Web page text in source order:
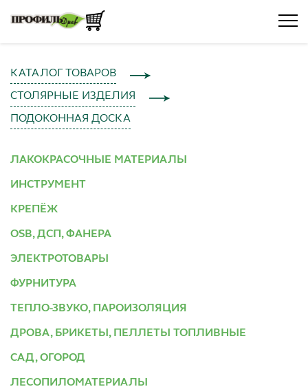
КАТАЛОГ ТОВАРОВ
СТОЛЯРНЫЕ ИЗДЕЛИЯ
ПОДОКОННАЯ ДОСКА
ЛАКОКРАСОЧНЫЕ МАТЕРИАЛЫ
ИНСТРУМЕНТ
КРЕПЁЖ
OSB, ДСП, ФАНЕРА
ЭЛЕКТРОТОВАРЫ
ФУРНИТУРА
ТЕПЛО-ЗВУКО, ПАРОИЗОЛЯЦИЯ
ДРОВА, БРИКЕТЫ, ПЕЛЛЕТЫ ТОПЛИВНЫЕ
САД, ОГОРОД
ЛЕСОПИЛОМАТЕРИАЛЫ